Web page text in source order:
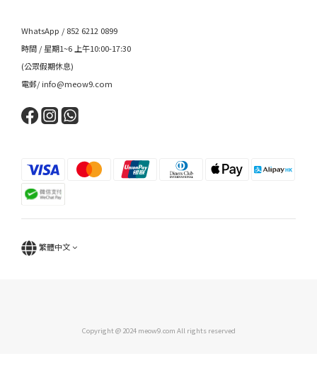
WhatsApp / 852 6212 0899
時間 / 星期1~6 上午10:00-17:30
(公眾假期休息)
電郵/ info@meow9.com
繁體中文
Copyright @ 2024 meow9.com All rights reserved